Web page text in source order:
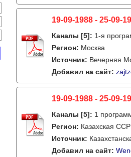
19-09-1988 - 25-09-
Каналы [5]: 1-я
Регион: Москва
Источник: Вечерняя
Добавил на сайт:
19-09-1988 - 25-09-
Каналы [5]: 1
Регион: Казахская
Источник:
Добавил на сайт: